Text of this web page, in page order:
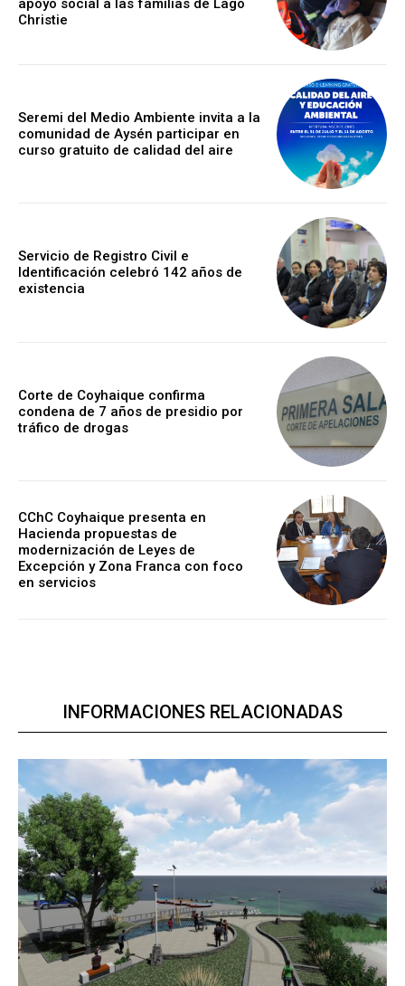
apoyo social a las familias de Lago
Christie
Seremi del Medio Ambiente invita a la
comunidad de Aysén participar en
curso gratuito de calidad del aire
Servicio de Registro Civil e
Identificación celebró 142 años de
existencia
Corte de Coyhaique confirma
condena de 7 años de presidio por
tráfico de drogas
CChC Coyhaique presenta en
Hacienda propuestas de
modernización de Leyes de
Excepción y Zona Franca con foco
en servicios
INFORMACIONES RELACIONADAS